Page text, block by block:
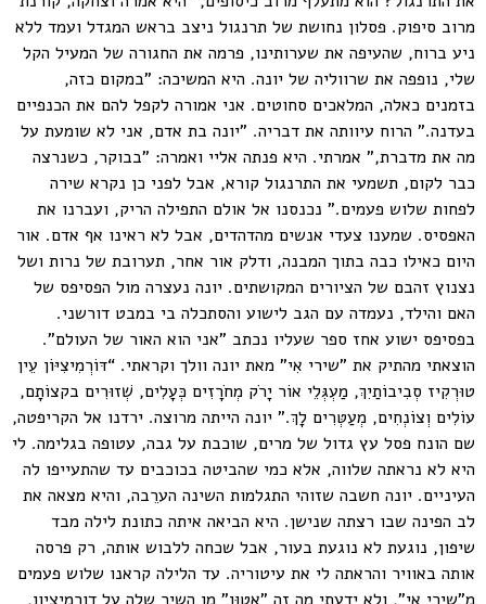
מרוב סיפוק. פסלון נחושת של תרנגול ניצב בראש המגדל ועמד ללא
ניע ברוח, שהעיפה את שערותינו, פרמה את החגורה של המעיל הקל
שלי, נופפה את שרווליה של יונה. היא המשיכה: "במקום כזה,
בזמנים כאלה, המלאכים סחוטים. אני אמורה לקפל להם את הכנפיים
בעדנה." הרוח עיוותה את דבריה. "יונה בת אדם, אני לא שומעת על
מה את מדברת," אמרתי. היא פנתה אליי ואמרה: "בבוקר, כשנרצה
כבר לקום, תשמעי את התרנגול קורא, אבל לפני כן נקרא שירה
לפחות שלוש פעמים." נכנסנו אל אולם התפילה הריק, ועברנו את
האפסיס. שמענו צעדי אנשים מהדהדים, אבל לא ראינו אף אדם. אור
היום כאילו כבה בתוך המבנה, ודלק אור אחר, תערובת של נרות ושל
נצנוץ זהבם של הציורים המקושתים. יונה נעצרה מול הפסיפס של
האם והילד, נעמדה עם הגב לישוע והסתכלה בי במבט דורשני.
בפסיפס ישוע אחז ספר שעליו נכתב "אני הוא האור של העולם".
הוצאתי מהתיק את "שירי אִי" מאת יונה וולך וקראתי. “דּוֹרְמִיצִיּוֹן עֵין
טוּרְקִיז סְבִיבוֹתַיִךְ, מַעְגְּלֵי אוֹר יָרֹק מְחֹרָזִים כְּעָלִים, שְׁזוּרִים בקצוֹתָם,
עוֹלִים וְצוֹנְחִים, מְעַטְּרִים לָךְ." יונה הייתה מרוצה. ירדנו אל הקריפטה,
שם הונח פסל עץ גדול של מרים, שוכבת על גבה, עטופה בגלימה. לי
היא לא נראתה שלווה, אלא כמי שהביטה בכוכבים עד שהתעייפו לה
העיניים. יונה חשבה שזוהי התגלמות השינה הערֵבה, והיא מצאה את
לב הפינה שבו רצתה שנישן. היא הביאה איתה כתונת לילה מבד
שיפון, נוגעת לא נוגעת בעור, אבל שכחה ללבוש אותה, רק פרסה
אותה באוויר והראתה לי את עיטוריה. עד הלילה קראנו שלוש פעמים